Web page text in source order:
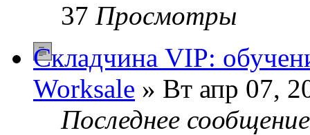
37 Просмотры
Складчина VIP:
Worksale » Вт апр 07,
Последнее